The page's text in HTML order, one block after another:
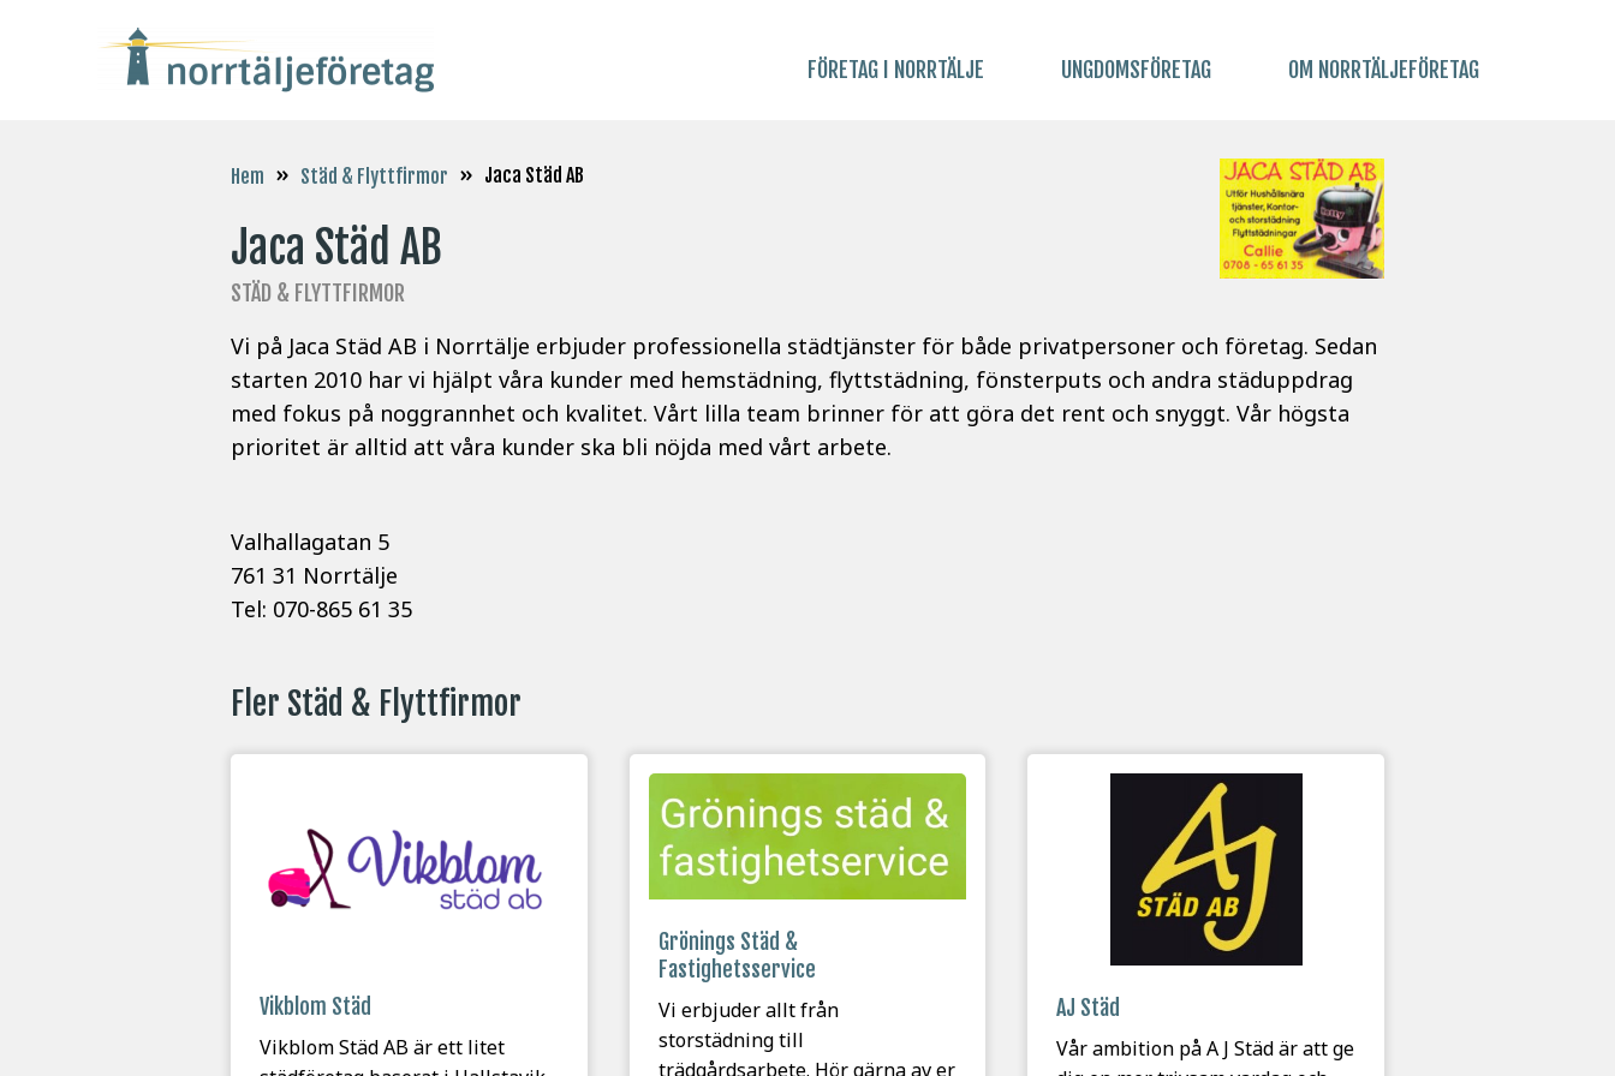
FÖRETAG I NORRTÄLJE UNGDOMSFÖRETAG OM NORRTÄLJEFÖRETAG
Hem » Städ & Flyttfirmor » Jaca Städ AB
Jaca Städ AB
STÄD & FLYTTFIRMOR
Vi på Jaca Städ AB i Norrtälje erbjuder professionella städtjänster för både privatpersoner och företag. Sedan
starten 2010 har vi hjälpt våra kunder med hemstädning, flyttstädning, fönsterputs och andra städuppdrag
med fokus på noggrannhet och kvalitet. Vårt lilla team brinner för att göra det rent och snyggt. Vår högsta
prioritet är alltid att våra kunder ska bli nöjda med vårt arbete.
Valhallagatan 5
761 31 Norrtälje
Tel: 070-865 61 35
Fler Städ & Flyttfirmor
Vikblom Städ
Vikblom Städ AB är ett litet
Grönings Städ &
Fastighetsservice
Vi erbjuder allt från
storstädning till
trädgårdsarbete. Hör gärna av er
AJ Städ
Vår ambition på A J Städ är att ge